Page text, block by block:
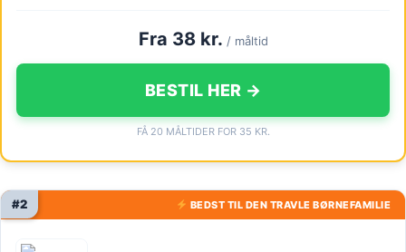
Fra 38 kr. / måltid
BESTIL HER →
FÅ 20 MÅLTIDER FOR 35 KR.
BEDST TIL DEN TRAVLE BØRNEFAMILIE
#2